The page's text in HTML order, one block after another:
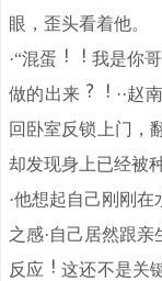
眼，歪头看着他。
·“混蛋
我是你哥
做的出来
··赵
回卧室反锁上门，
却发现身上已经被
·他想起自己刚刚
之感·自己居然跟
反应
这还不是关